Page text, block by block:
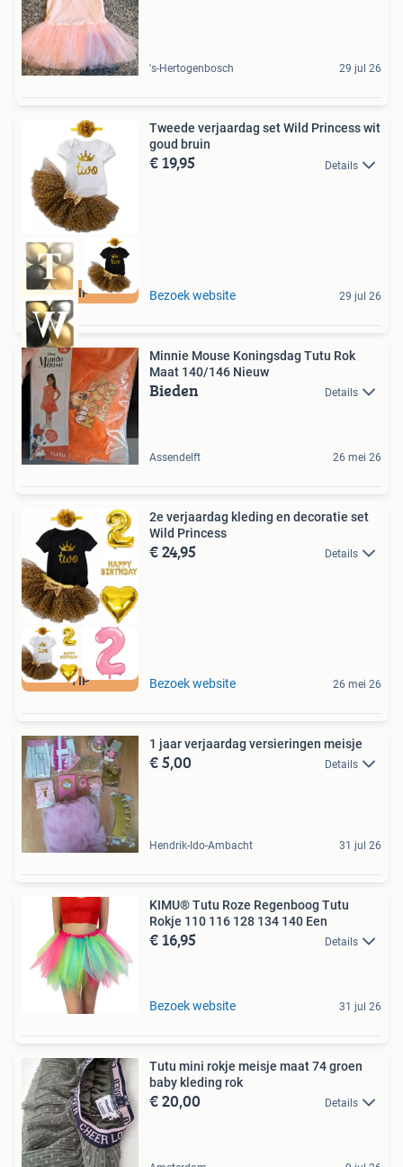
's-Hertogenbosch 29 jul 26
TIP
Tweede verjaardag set Wild Princess wit
goud bruin
€ 19,95 Details
Bezoek website 29 jul 26
Minnie Mouse Koningsdag Tutu Rok
Maat 140/146 Nieuw
Bieden Details
Assendelft 26 mei 26
TIP
2e verjaardag kleding en decoratie set
Wild Princess
€ 24,95 Details
Bezoek website 26 mei 26
1 jaar verjaardag versieringen meisje
€ 5,00 Details
Hendrik-Ido-Ambacht 31 jul 26
KIMU® Tutu Roze Regenboog Tutu
Rokje 110 116 128 134 140 Een
€ 16,95 Details
Bezoek website 31 jul 26
Tutu mini rokje meisje maat 74 groen
baby kleding rok
€ 20,00 Details